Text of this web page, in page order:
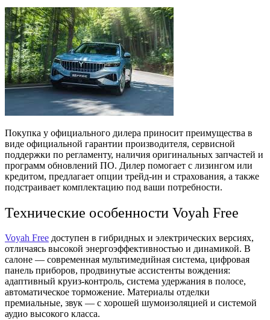
Покупка у официального дилера приносит преимущества в
виде официальной гарантии производителя, сервисной
поддержки по регламенту, наличия оригинальных запчастей и
программ обновлений ПО. Дилер помогает с лизингом или
кредитом, предлагает опции трейд‑ин и страхования, а также
подстраивает комплектацию под ваши потребности.
Технические особенности Voyah Free
Voyah Free доступен в гибридных и электрических версиях,
отличаясь высокой энергоэффективностью и динамикой. В
салоне — современная мультимедийная система, цифровая
панель приборов, продвинутые ассистенты вождения:
адаптивный круиз‑контроль, система удержания в полосе,
автоматическое торможение. Материалы отделки
премиальные, звук — с хорошей шумоизоляцией и системой
аудио высокого класса.